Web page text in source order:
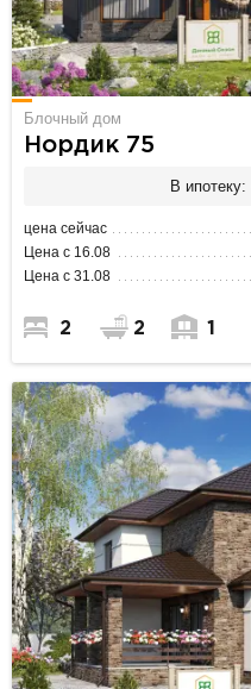
Блочный дом
Нордик 75
В ипотеку:
цена сейчас
Цена с 16.08
Цена с 31.08
2 2 1